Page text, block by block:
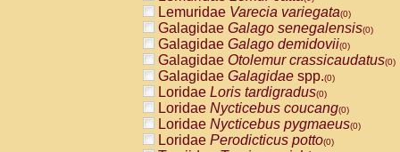
AtelidaeAlouatta seniculus(0)
AtelidaeAlouattaspp.(0)
AtelidaeAteles belzebuth(0)
AtelidaeAteles geoffroyi(0)
AtelidaeAteles paniscus(0)
AtelidaeAtelesspp.(0)
AtelidaeLagothrix lagothricha(0)
AtelidaeLagothrix lagothricha cana
PitheciidaeCacajao calvus
Lemuridae Varecia variegata(0)
Galagidae Galago senegalensis(0)
Galagidae Galago demidovii(0)
Galagidae Otolemur crassicaudatus(0)
Galagidae Galagidae spp.(0)
Loridae Loris tardigradus(0)
Loridae Nycticebus coucang(0)
Loridae Nycticebus pygmaeus(0)
Loridae Perodicticus potto(0)